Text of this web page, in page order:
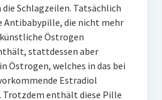
Schlagzeilen. Tatsächlich
Antibabypille, die nicht mehr
Östrogen
stattdessen aber
Östrogen, welches in das bei
Estradiol
Trotzdem enthält diese Pille